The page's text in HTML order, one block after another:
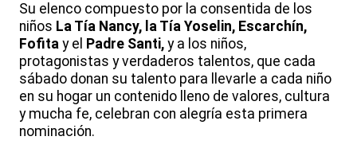
Su elenco compuesto por la consentida de los
niños La Tía Nancy, la Tía Yoselin, Escarchín,
Fofita y el Padre Santi, y a los niños,
protagonistas y verdaderos talentos, que cada
sábado donan su talento para llevarle a cada niño
en su hogar un contenido lleno de valores, cultura
y mucha fe, celebran con alegría esta primera
nominación.